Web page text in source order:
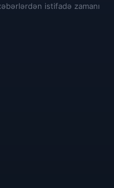
istifadə zamanı